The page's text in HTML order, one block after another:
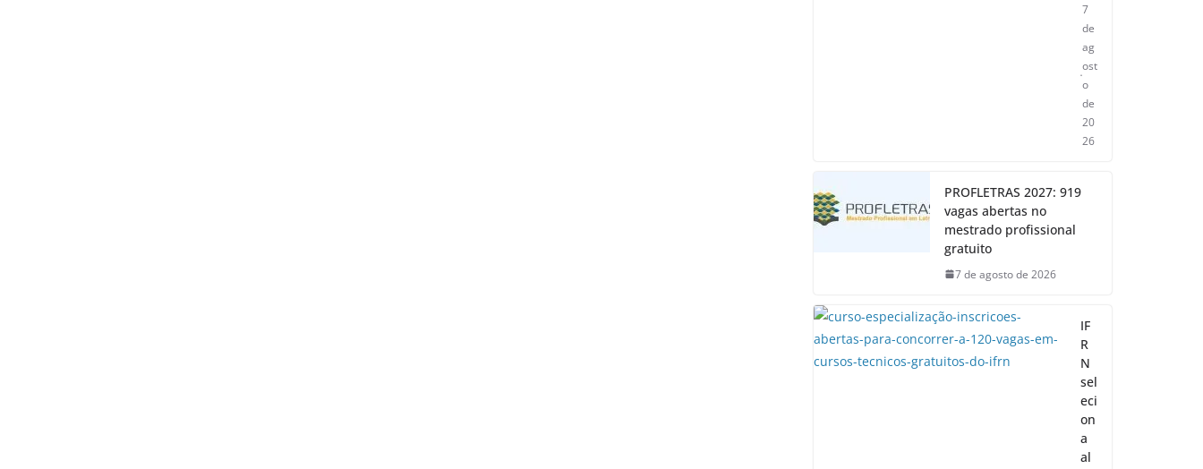
7
de
ag
ost
o
de
20
26
PROFLETRAS 2027: 919
vagas abertas no
mestrado profissional
gratuito
7 de agosto de 2026
IF
R
N
sel
eci
on
a
al